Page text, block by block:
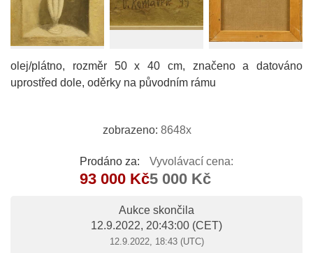
olej/plátno, rozměr 50 x 40 cm, značeno a datováno
uprostřed dole, oděrky na původním rámu
zobrazeno: 8648x
Prodáno za:
93 000 Kč
Vyvolávací cena:
5 000 Kč
Aukce skončila
12.9.2022, 20:43:00 (CET)
12.9.2022, 18:43 (UTC)